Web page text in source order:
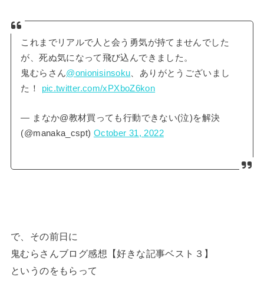
これまでリアルで人と会う勇気が持てませんでした
が、死ぬ気になって飛び込んできました。
鬼むらさん@onionisinsoku、ありがとうございまし
た！ pic.twitter.com/xPXboZ6kon
— まなか@教材買っても行動できない(泣)を解決
(@manaka_cspt) October 31, 2022
で、その前日に
鬼むらさんブログ感想【好きな記事ベスト３】
というのをもらって